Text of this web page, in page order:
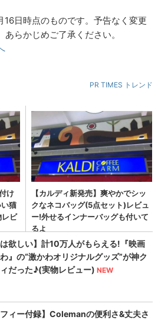
日時点のものです。予告なく変更
らかじめご了承ください。
PR TIMES トレンド